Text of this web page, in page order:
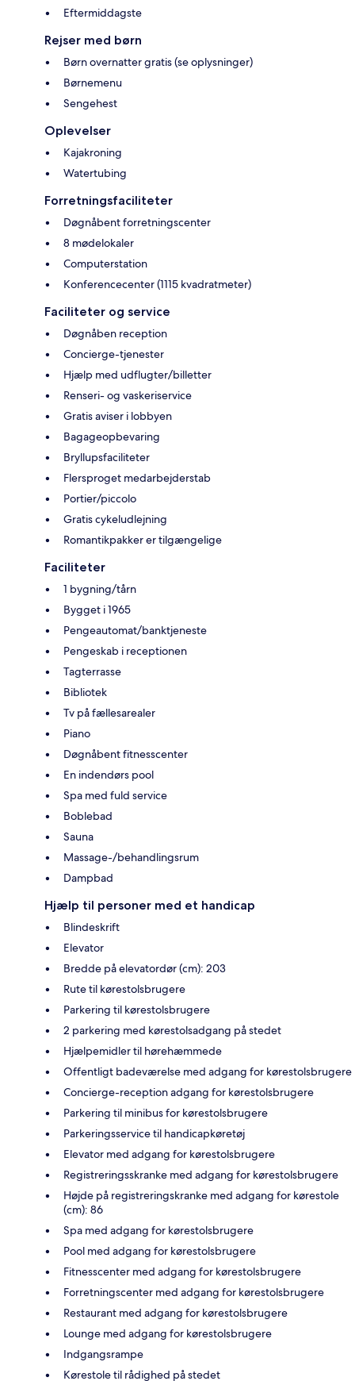
Eftermiddagste
Rejser med børn
Børn overnatter gratis (se oplysninger)
Børnemenu
Sengehest
Oplevelser
Kajakroning
Watertubing
Forretningsfaciliteter
Døgnåbent forretningscenter
8 mødelokaler
Computerstation
Konferencecenter (1115 kvadratmeter)
Faciliteter og service
Døgnåben reception
Concierge-tjenester
Hjælp med udflugter/billetter
Renseri- og vaskeriservice
Gratis aviser i lobbyen
Bagageopbevaring
Bryllupsfaciliteter
Flersproget medarbejderstab
Portier/piccolo
Gratis cykeludlejning
Romantikpakker er tilgængelige
Faciliteter
1 bygning/tårn
Bygget i 1965
Pengeautomat/banktjeneste
Pengeskab i receptionen
Tagterrasse
Bibliotek
Tv på fællesarealer
Piano
Døgnåbent fitnesscenter
En indendørs pool
Spa med fuld service
Boblebad
Sauna
Massage-/behandlingsrum
Dampbad
Hjælp til personer med et handicap
Blindeskrift
Elevator
Bredde på elevatordør (cm): 203
Rute til kørestolsbrugere
Parkering til kørestolsbrugere
2 parkering med kørestolsadgang på stedet
Hjælpemidler til hørehæmmede
Offentligt badeværelse med adgang for kørestolsbrugere
Concierge-reception adgang for kørestolsbrugere
Parkering til minibus for kørestolsbrugere
Parkeringsservice til handicapkøretøj
Elevator med adgang for kørestolsbrugere
Registreringsskranke med adgang for kørestolsbrugere
Højde på registreringskranke med adgang for kørestole
(cm): 86
Spa med adgang for kørestolsbrugere
Pool med adgang for kørestolsbrugere
Fitnesscenter med adgang for kørestolsbrugere
Forretningscenter med adgang for kørestolsbrugere
Restaurant med adgang for kørestolsbrugere
Lounge med adgang for kørestolsbrugere
Indgangsrampe
Kørestole til rådighed på stedet